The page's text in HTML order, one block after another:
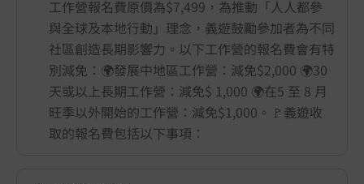
工作營報名費原價為$7,499，為推動「人人都參
與全球及本地行動」理念，義遊鼓勵參加者為不同
社區創造長期影響力。以下工作營的報名費會有特
別減免：🌍發展中地區工作營：減免$2,000 🌍30
天或以上長期工作營：減免$ 1,000 🌍在5 至 8 月
旺季以外開始的工作營：減免$1,000。🚩義遊收
取的報名費包括以下事項：